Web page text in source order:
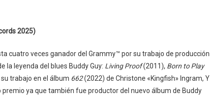
2025)
cuatro veces ganador del Grammy™ por su trabajo de producción
la leyenda del blues Buddy Guy: Living Proof(2011), Born to Play
trabajo en el álbum 662(2022) de Christone «Kingfish» Ingram, Y
ya que también fue productor del nuevo álbum de Buddy